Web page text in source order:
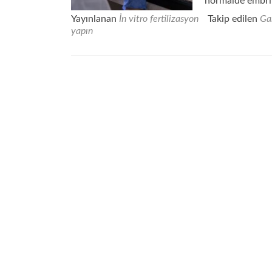
Yayınlanan İn vitro fertilizasyon Takip edilen
yapın